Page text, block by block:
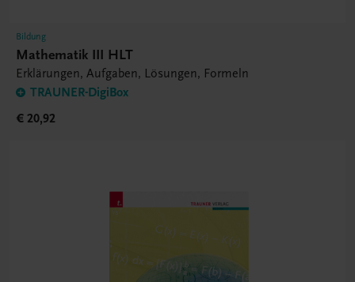
Bildung
Mathematik III HLT
Erklärungen, Aufgaben, Lösungen, Formeln
TRAUNER-DigiBox
€ 20,92